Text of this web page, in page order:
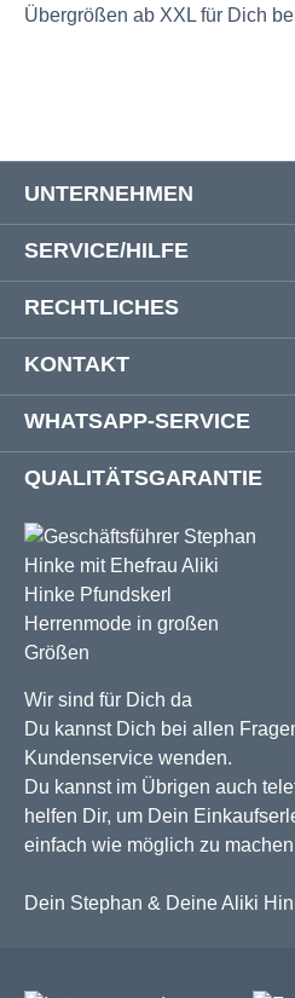
Übergrößen ab XXL für Dich
UNTERNEHMEN
SERVICE/HILFE
RECHTLICHES
KONTAKT
WHATSAPP-SERVICE
QUALITÄTSGARANTIE
Wir sind für Dich da
Du kannst Dich bei allen
Kundenservice wenden.
Du kannst im Übrigen auch
helfen Dir, um Dein
einfach wie möglich zu
Dein Stephan & Deine Aliki